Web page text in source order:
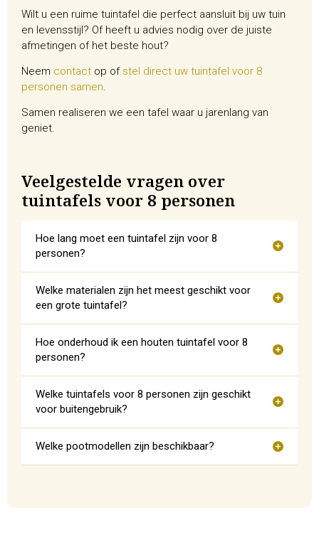
Wilt u een ruime tuintafel die perfect aansluit bij uw tuin
en levensstijl? Of heeft u advies nodig over de juiste
afmetingen of het beste hout?
Neem contact op of stel direct uw tuintafel voor 8
personen samen.
Samen realiseren we een tafel waar u jarenlang van
geniet.
Veelgestelde vragen over
tuintafels voor 8 personen
Hoe lang moet een tuintafel zijn voor 8
personen?
Welke materialen zijn het meest geschikt voor
een grote tuintafel?
Hoe onderhoud ik een houten tuintafel voor 8
personen?
Welke tuintafels voor 8 personen zijn geschikt
voor buitengebruik?
Welke pootmodellen zijn beschikbaar?